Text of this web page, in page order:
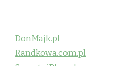
DonMajk.pl
Randkowa.com.pl